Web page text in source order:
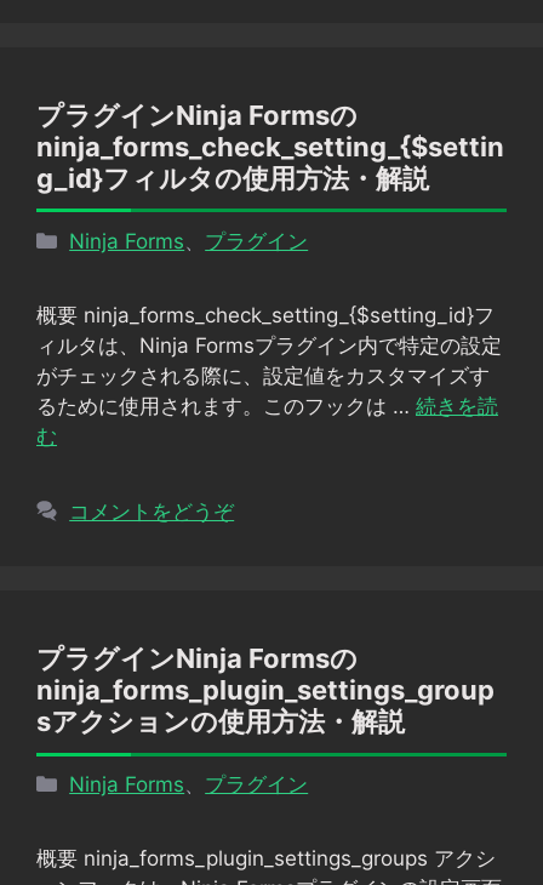
プラグインNinja Formsの
ninja_forms_check_setting_{$settin
g_id}フィルタの使用方法・解説
カ
リ
ー
Ninja Forms プラグイン
概要 ninja_forms_check_setting_{$setting_id}フ
ィルタは、Ninja Formsプラグイン内で特定の設定
がチェックされる際に、設定値をカスタマイズす
るために使用されます。このフックは … 続きを読
む
コメントをどうぞ
プラグインNinja Formsの
ninja_forms_plugin_settings_group
sアクションの使用方法・解説
カ
リ
Ninja Forms、 プラグイン
概要 ninja_forms_plugin_settings_groups アクシ